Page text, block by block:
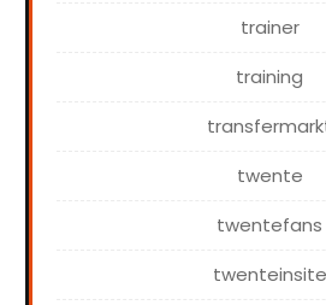
trainer
training
twente
twentefans
twenteinsite